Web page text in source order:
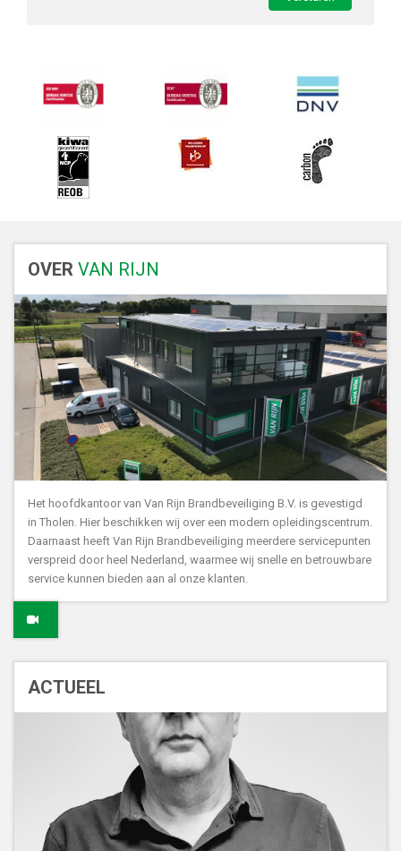
OVER VAN RIJN
Het hoofdkantoor van Van Rijn Brandbeveiliging B.V. is gevestigd
in Tholen. Hier beschikken wij over een modern opleidingscentrum.
Daarnaast heeft Van Rijn Brandbeveiliging meerdere servicepunten
verspreid door heel Nederland, waarmee wij snelle en betrouwbare
service kunnen bieden aan al onze klanten.
ACTUEEL